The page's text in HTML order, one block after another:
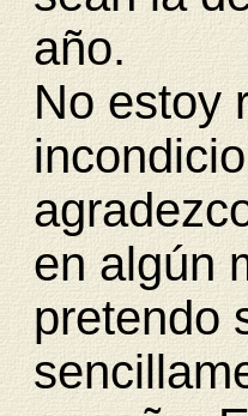
año.
No estoy
en algún
pretendo